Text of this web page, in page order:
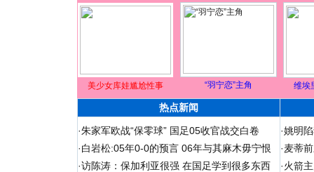
美少女库娃尴尬性事 “羽宁恋”主角 维埃
热点新闻
·朱家军欧战“保零球” 国足05收官战交白卷
·白岩松:05年0-0的预言 06年与其麻木毋宁恨
·访陈涛：保加利亚很强 在国足学到很多东西
·姚明
·麦蒂
·火箭